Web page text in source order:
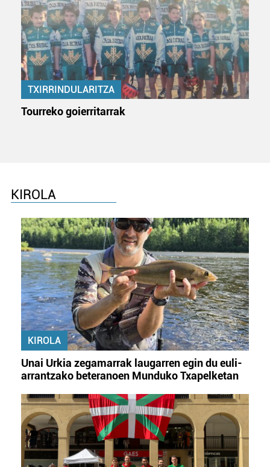
teknologia erabiliz, cookieak adibidez, iragarki eta eduki
pertsonalizatuak eskaintzeko, iragarkiak eta edukia
neurtzeko, jendeari buruzko informazioa biltzeko eta
produktuak garatzeko. Zure datuak nork eta zertarako
erabiltzen dituen hauta dezakezu.
Bazkide batzuek ez dizute baimenik eskatzen, eta beren
bazkideen zerrenda, beren ustez zein helburutarako
buruzko informazio gehiago eta ezarri zure lehentasunak
datuen atalean. Edozein unetan alda edo ken dezakezu
zure baimena Cookieen adierazpenean.
Webgune honek cookie propioak eta hirugarrenen cookie-
fitxategiak erabiltzen ditu. Zure esperientzia eta
zerbitzuak hobetzeko asmoz, cookie teknologiaz
baliatzen gara. Ohar hau onartuz gero, teknologia hori
erabiltzeko baimen esplizitua ematen diguzu.Gehiago
irakurri
TXIRRINDULARITZA
Tourreko goierritarrak
KIROLA
KIROLA
Unai Urkia zegamarrak laugarren egin du euli-
arrantzako beteranoen Munduko Txapelketan